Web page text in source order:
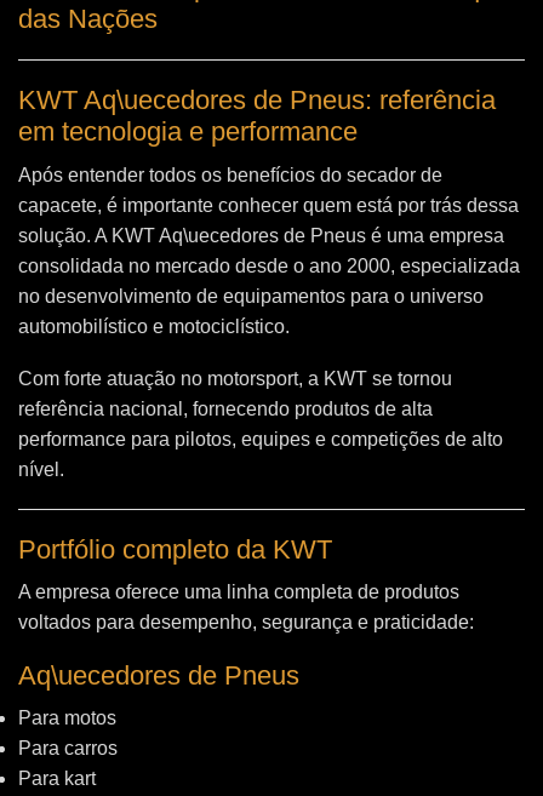
das Nações
KWT Aq\uecedores de Pneus: referência
em tecnologia e performance
Após entender todos os benefícios do secador de
capacete, é importante conhecer quem está por trás dessa
solução. A KWT Aq\uecedores de Pneus é uma empresa
consolidada no mercado desde o ano 2000, especializada
no desenvolvimento de equipamentos para o universo
automobilístico e motociclístico.
Com forte atuação no motorsport, a KWT se tornou
referência nacional, fornecendo produtos de alta
performance para pilotos, equipes e competições de alto
nível.
Portfólio completo da KWT
A empresa oferece uma linha completa de produtos
voltados para desempenho, segurança e praticidade:
Aq\uecedores de Pneus
Para motos
Para carros
Para kart